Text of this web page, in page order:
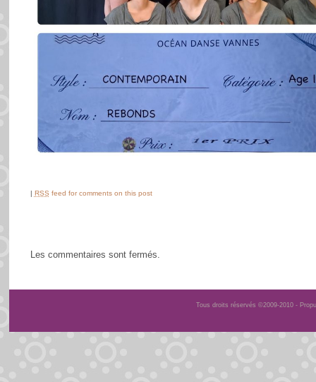
| RSS feed for comments on this post
Les commentaires sont fermés.
Tous droits réservés ©2009-2010 -